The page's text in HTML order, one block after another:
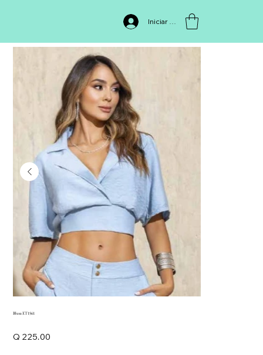
Iniciar sesión
Blusa ET1561
Q 225.00